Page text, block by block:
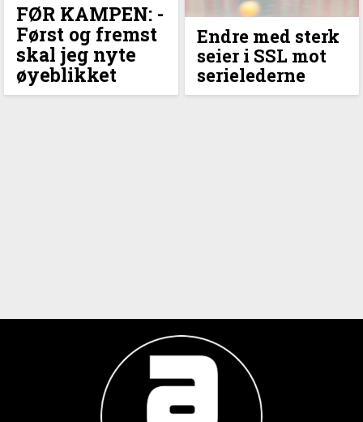
FØR KAMPEN: -
Først og fremst
skal jeg nyte
øyeblikket
Endre med sterk
seier i SSL mot
serielederne